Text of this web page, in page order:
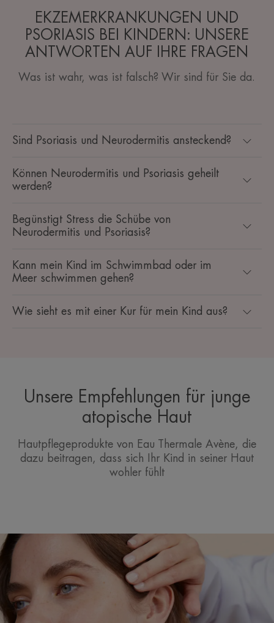
EKZEMERKRANKUNGEN UND
PSORIASIS BEI KINDERN: UNSERE
ANTWORTEN AUF IHRE FRAGEN
Was ist wahr, was ist falsch? Wir sind für Sie da.
Sind Psoriasis und Neurodermitis ansteckend?
Können Neurodermitis und Psoriasis geheilt
werden?
Begünstigt Stress die Schübe von
Neurodermitis und Psoriasis?
Kann mein Kind im Schwimmbad oder im
Meer schwimmen gehen?
Wie sieht es mit einer Kur für mein Kind aus?
Unsere Empfehlungen für junge
atopische Haut
Hautpflegeprodukte von Eau Thermale Avène, die
dazu beitragen, dass sich Ihr Kind in seiner Haut
wohler fühlt